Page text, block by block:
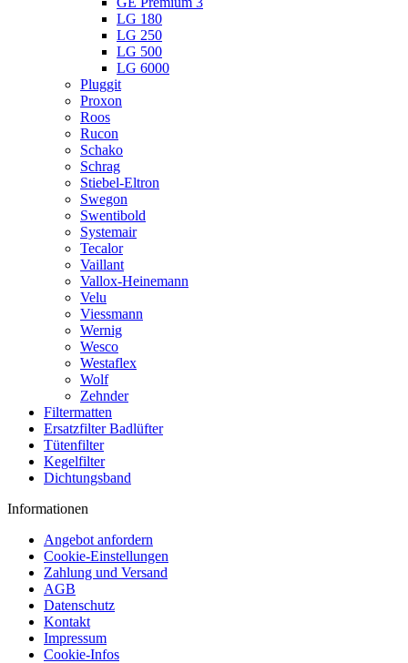
LG 180
LG 250
LG 500
LG 6000
Pluggit
Proxon
Roos
Rucon
Schako
Schrag
Stiebel-Eltron
Swegon
Swentibold
Systemair
Tecalor
Vaillant
Vallox-Heinemann
Velu
Viessmann
Wernig
Wesco
Westaflex
Wolf
Zehnder
Filtermatten
Ersatzfilter Badlüfter
Tütenfilter
Kegelfilter
Dichtungsband
Informationen
Angebot anfordern
Cookie-Einstellungen
Zahlung und Versand
AGB
Datenschutz
Kontakt
Impressum
Cookie-Infos